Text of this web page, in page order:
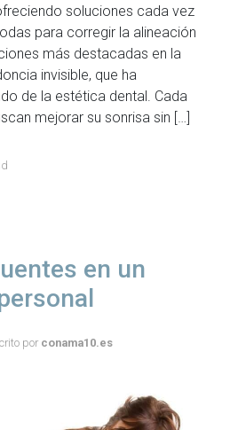
soluciones cada vez
para corregir la alineación
más destacadas en la
invisible, que ha
de la estética dental. Cada
mejorar su sonrisa sin […]
en un
por conama10.es